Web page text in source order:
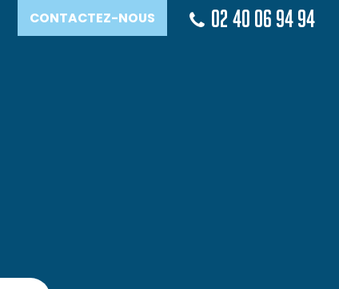
CONTACTEZ-NOUS 02 40 06 94 94